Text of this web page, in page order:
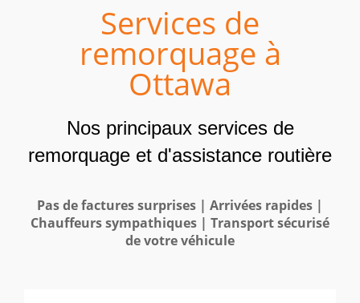
Services de
remorquage à
Ottawa
Nos principaux services de
remorquage et d'assistance routière
Pas de factures surprises | Arrivées rapides |
Chauffeurs sympathiques | Transport sécurisé
de votre véhicule